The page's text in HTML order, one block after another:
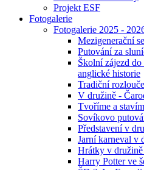
Projekt ESF
Fotogalerie
Fotogalerie 2025 -
Mezigenerační
Putování za
Školní zájezd
anglické historie
Tradiční
V družině -
Tvoříme a
Sovíkovo
Představení v
Jarní karneval v
Hrátky v
Harry Potter ve